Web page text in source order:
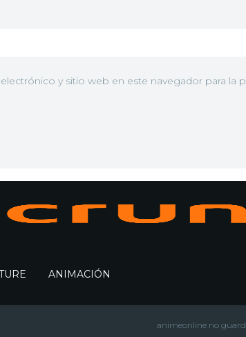
y sitio web en este navegador para la
ANIMACIÓN
animeonline no